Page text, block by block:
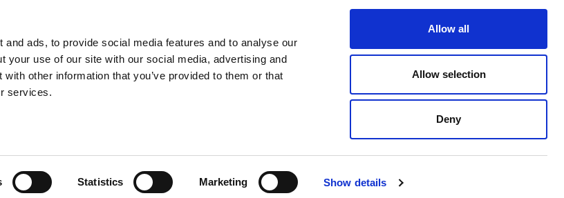
ads, to provide social media features and to analyse our
your use of our site with our social media, advertising and
other information that you’ve provided to them or that
services.
Statistics Marketing Show details
Allow all
Allow selection
Deny
2013-2025 Extrude Hone. All rights reserved.
备案号：沪ICP备19036063
best experience on our website.
cookies we are using or switch them off in
Accept